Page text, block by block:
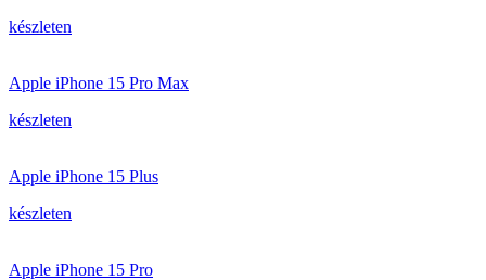
készleten
Apple iPhone 15 Pro Max
készleten
Apple iPhone 15 Plus
készleten
Apple iPhone 15 Pro